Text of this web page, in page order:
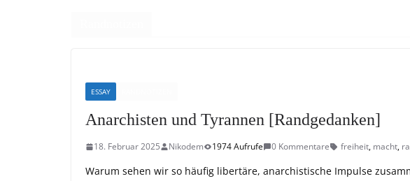
ESSAY
Anarchisten und Tyrannen [Randgedanken]
18. Februar 2025 Nikodem 1974 Aufrufe 0 Kommentare freiheit, macht,
Warum sehen wir so häufig libertäre, anarchistische Impulse